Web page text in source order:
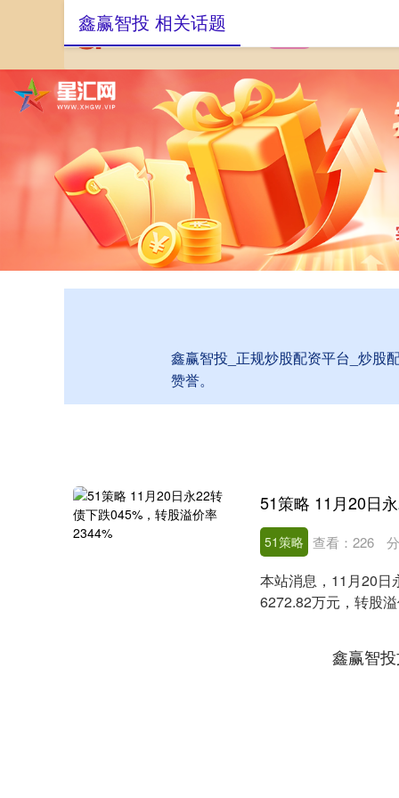
鑫赢智投_正规炒股配资平台_炒股
赞誉。
鑫赢智投 相关话题
51策略 查看： 226
本站消息，11月20日
6272.82万元，转股
鑫赢智